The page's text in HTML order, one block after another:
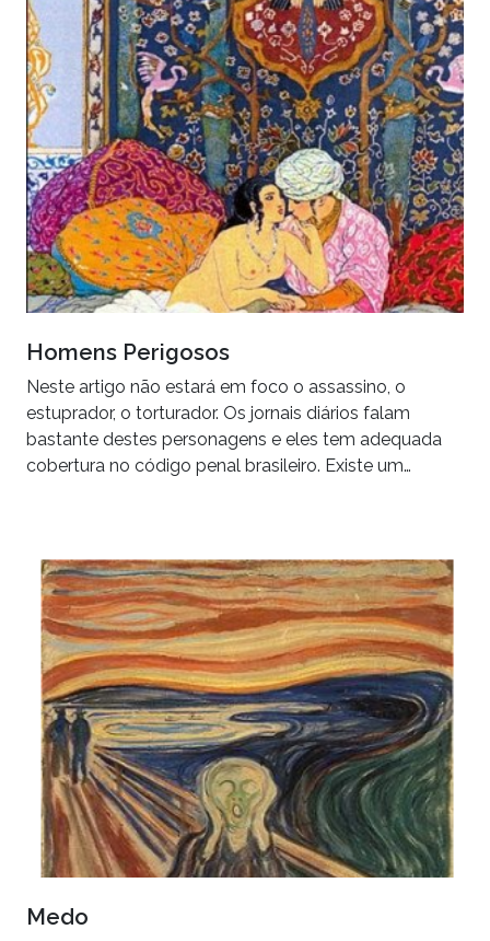
Homens Perigosos
Neste artigo não estará em foco o assassino, o
estuprador, o torturador. Os jornais diários falam
bastante destes personagens e eles tem adequada
cobertura no código penal brasileiro. Existe um…
Medo